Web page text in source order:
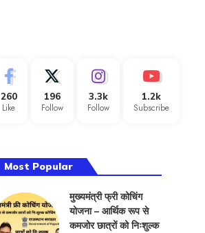
260
Like
196
Follow
3.3k
Follow
1.2k
Subscribe
Most Popular
मुख्यमंत्री फ्री कोचिंग
योजना – आर्थिक रूप से
कमजोर छात्रों को निःशुल्क